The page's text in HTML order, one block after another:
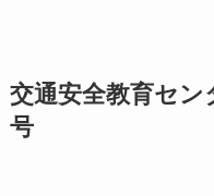
交通安全教育セン
号